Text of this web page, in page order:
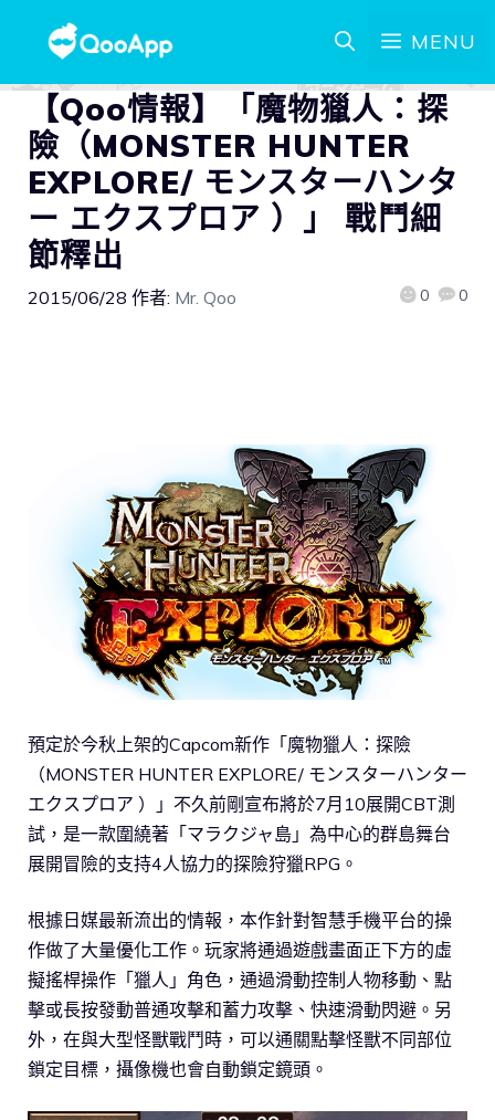
MENU
【Qoo情報】「魔物獵人：探
險（MONSTER HUNTER
EXPLORE/ モンスターハンタ
ー エクスプロア ）」 戰鬥細
節釋出
2015/06/28 作者: Mr. Qoo 0 0
預定於今秋上架的Capcom新作「魔物獵人：探險
（MONSTER HUNTER EXPLORE/ モンスターハンター
エクスプロア ）」不久前剛宣布將於7月10展開CBT測
試，是一款圍繞著「マラクジャ島」為中心的群島舞台
展開冒險的支持4人協力的探險狩獵RPG。
根據日媒最新流出的情報，本作針對智慧手機平台的操
作做了大量優化工作。玩家將通過遊戲畫面正下方的虛
擬搖桿操作「獵人」角色，通過滑動控制人物移動、點
擊或長按發動普通攻擊和蓄力攻擊、快速滑動閃避。另
外，在與大型怪獸戰鬥時，可以通關點擊怪獸不同部位
鎖定目標，攝像機也會自動鎖定鏡頭。